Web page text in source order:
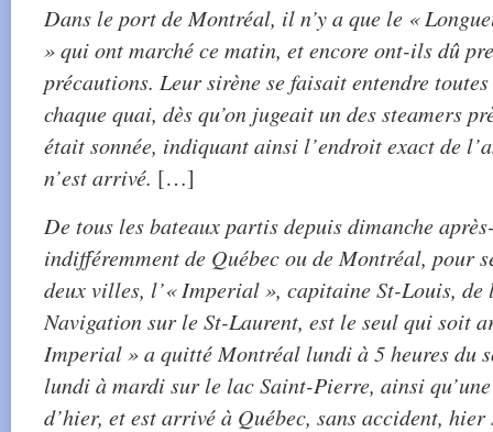
Dans le port de Montréal, il n’y a que le «
» qui ont marché ce matin, et encore ont-ils dû
précautions. Leur sirène se faisait entendre
chaque quai, dès qu’on jugeait un des steamers
était sonnée, indiquant ainsi l’endroit exact de
n’est arrivé. […]
De tous les bateaux partis depuis dimanche
indifféremment de Québec ou de Montréal, pour
deux villes, l’« Imperial », capitaine St-Louis, de
Navigation sur le St-Laurent, est le seul qui soit
Imperial » a quitté Montréal lundi à 5 heures du
lundi à mardi sur le lac Saint-Pierre, ainsi
d’hier, et est arrivé à Québec, sans accident, hier